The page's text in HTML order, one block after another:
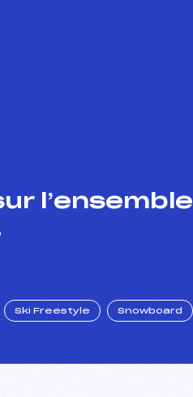
l’ensemble
Ski Freestyle Snowboard